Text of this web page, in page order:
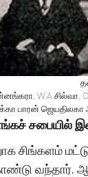
W.A
பாரன்
சபையில்
சிங்களம்
வந்தார்.